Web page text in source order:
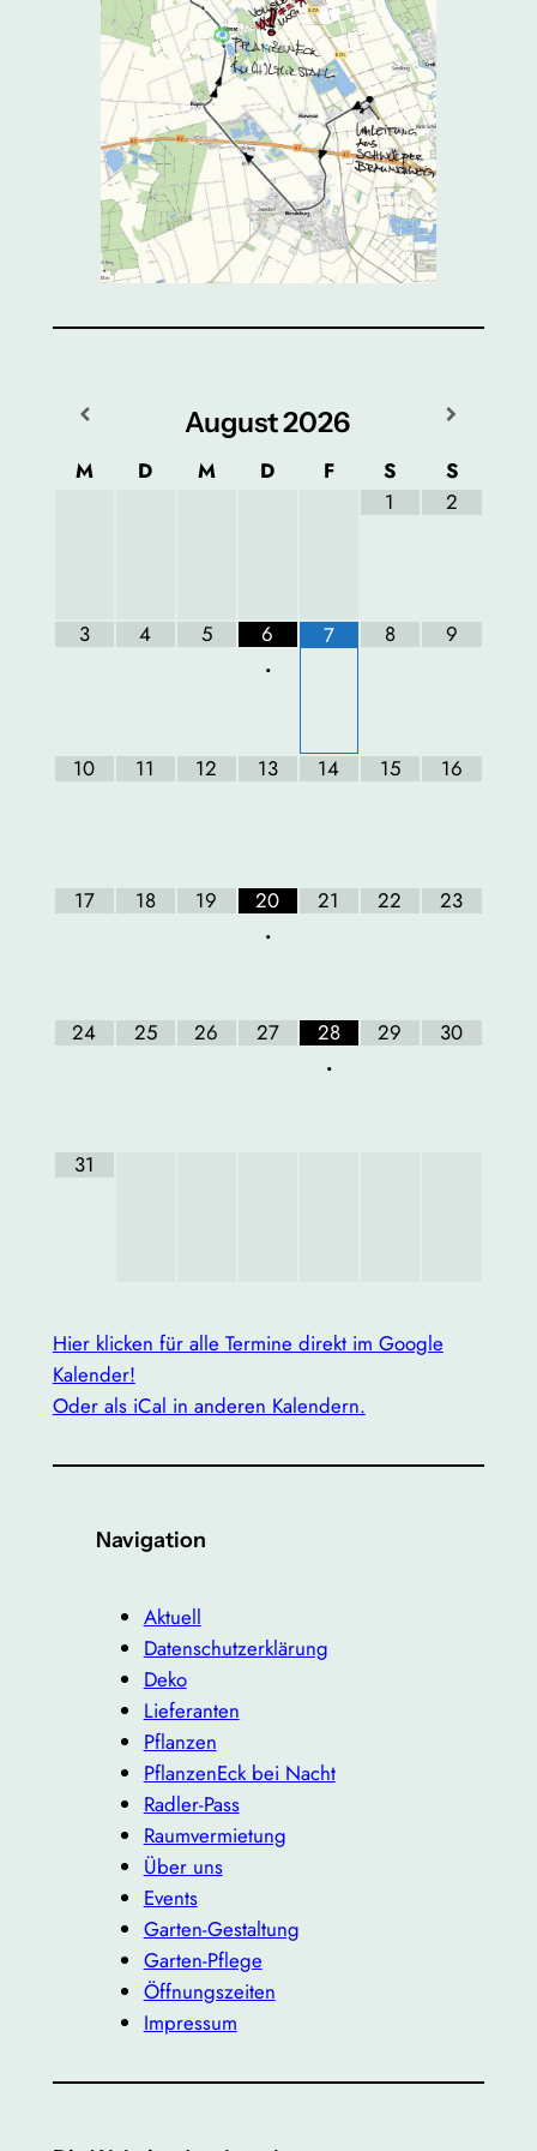
August2026
M D M D F S
S
1
2
3 4 5
6
•
7 8 9
10 11 12 13 14 15 16
17 18 19
20
•
21 22 23
24 25 26 27
28
•
29 30
31
Hier klicken für alle Termine direkt im Google
Kalender!
Oder als iCal in anderen Kalendern.
Navigation
Aktuell
Datenschutzerklärung
Deko
Lieferanten
Pflanzen
PflanzenEck bei Nacht
Radler-Pass
Raumvermietung
Über uns
Events
Garten-Gestaltung
Garten-Pflege
Öffnungszeiten
Impressum